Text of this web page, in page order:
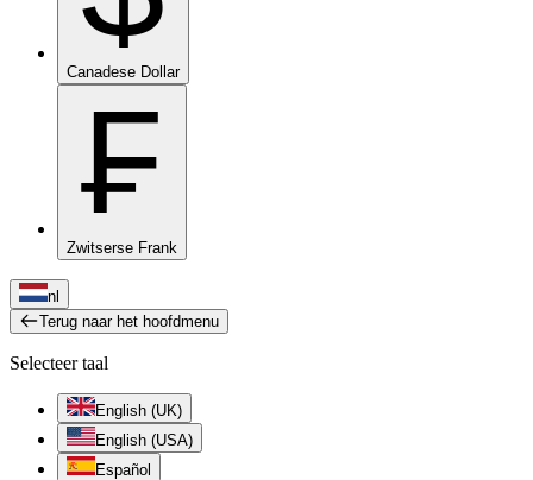
Canadese Dollar
₣
Zwitserse Frank
nl
Terug naar het hoofdmenu
Selecteer taal
English (UK)
English (USA)
Español